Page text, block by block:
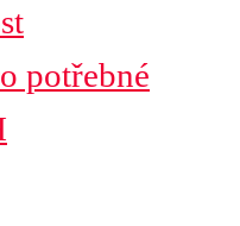
potřebné